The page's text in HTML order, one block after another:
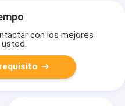
con los mejores